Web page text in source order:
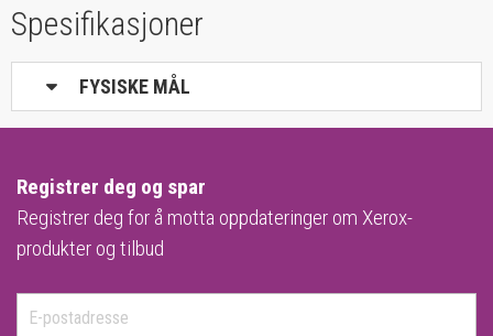
Spesifikasjoner
FYSISKE MÅL
Registrer deg og spar
Registrer deg for å motta oppdateringer om Xerox-
produkter og tilbud